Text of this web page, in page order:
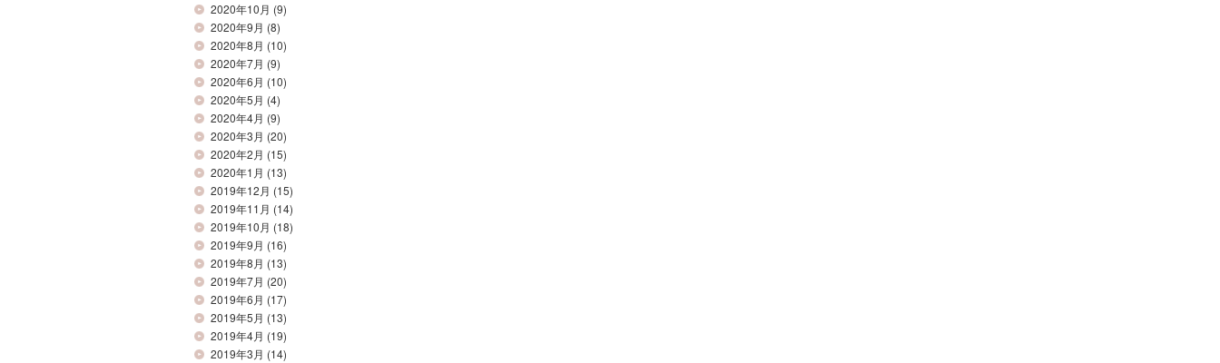
2020年10月 (9)
2020年9月 (8)
2020年8月 (10)
2020年7月 (9)
2020年6月 (10)
2020年5月 (4)
2020年4月 (9)
2020年3月 (20)
2020年2月 (15)
2020年1月 (13)
2019年12月 (15)
2019年11月 (14)
2019年10月 (18)
2019年9月 (16)
2019年8月 (13)
2019年7月 (20)
2019年6月 (17)
2019年5月 (13)
2019年4月 (19)
2019年3月 (14)